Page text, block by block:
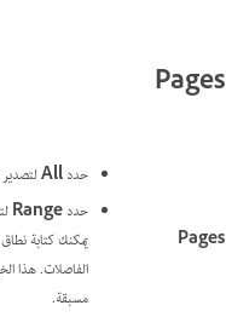
Pages
Pages
حددAll
حددRange
يمكنك كتابة
الفاصلات. هذا
مسبقة.